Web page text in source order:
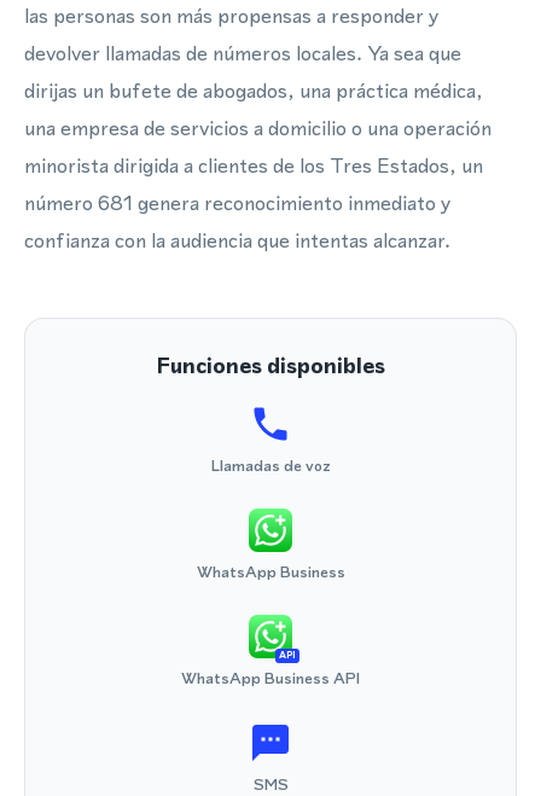
las personas son más propensas a responder y
devolver llamadas de números locales. Ya sea que
dirijas un bufete de abogados, una práctica médica,
una empresa de servicios a domicilio o una operación
minorista dirigida a clientes de los Tres Estados, un
número 681 genera reconocimiento inmediato y
confianza con la audiencia que intentas alcanzar.
Funciones disponibles
Llamadas de voz
WhatsApp Business
API
WhatsApp Business API
SMS